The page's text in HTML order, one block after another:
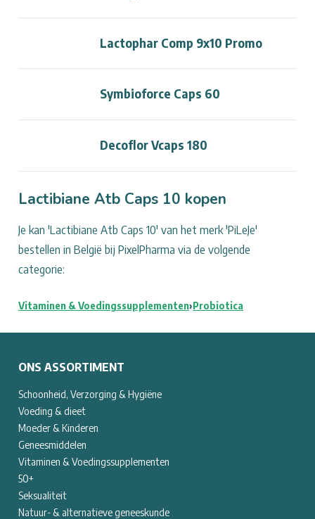
Lactophar Comp 9x10 Promo
Symbioforce Caps 60
Decoflor Vcaps 180
Lactibiane Atb Caps 10 kopen
Je kan 'Lactibiane Atb Caps 10' van het merk 'PiLeJe'
bestellen in België bij PixelPharma via de volgende
categorie:
Vitaminen & Voedingssupplementen›Probiotica
ONS ASSORTIMENT
Schoonheid, Verzorging & Hygiëne
Voeding & dieet
Moeder & Kinderen
Geneesmiddelen
Vitaminen & Voedingssupplementen
50+
Seksualiteit
Natuur- & alternatieve geneeskunde